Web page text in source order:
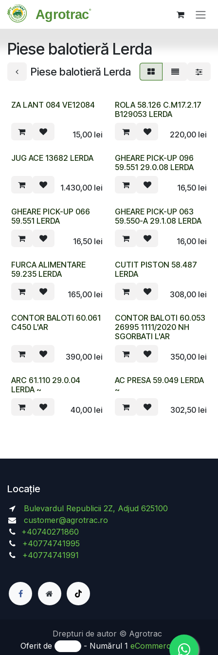
Sari la conținut
Piese balotieră Lerda
Piese balotieră Lerda
ZA LANT 084 VE12084
15,00 lei
ROLA 58.126 C.M17.2.17
B129053 LERDA
220,00lei
JUG ACE 13682 LERDA
1.430,00 lei
GHEARE PICK-UP 096
59.551 29.0.08 LERDA
16,50lei
GHEARE PICK-UP 066
59.551 LERDA
16,50 lei
GHEARE PICK-UP 063
59.550-A 29.1.08 LERDA
16,00lei
FURCA ALIMENTARE
59.235 LERDA
165,00 lei
CUTIT PISTON 58.487
LERDA
308,00lei
CONTOR BALOTI 60.061
C450 L'AR
390,00 lei
CONTOR BALOTI 60.053
26995 1111/2020 NH
SGORBATI L'AR
350,00lei
ARC 61.110 29.0.04
LERDA ~
40,00 lei
AC PRESA 59.049 LERDA
~
302,50lei
Locație
Bulevardul Republicii 2Z, Adjud 625100
customer@agrotrac.ro
+40740271860
+40774741995
+40774741991
Drepturi de autor © Agrotrac
Oferit de
- Numărul 1 eCommerce Open